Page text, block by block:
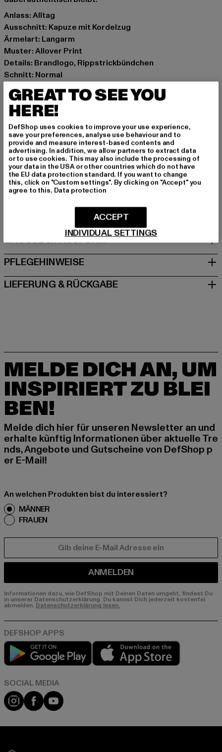
Anlass: Alltag
Ausschnitt: Kapuze mit Kordelzug
Ärmelart: Langarm
Muster: Allover Print
Details: Brandlogo, Rippstrickbündchen
Schnitt: Normal
Marke: Carlo Colucci
Kat.: Hoodies
Farbe: schwarz
Hersteller Farbe: black
Materialzusammensetzung: 50% Baumwolle, 34%
Polyester, 16% Polyacryl
Art.Nr: C7217203-00007
Hersteller: Mark Seven Fashion GmbH & Co. KG |
info@carlocolucci.com
Kyllmannweg 7 | 42699 Solingen | DE
GRÖSSE & PASSFORM
PFLEGEHINWEISE
LIEFERUNG & RÜCKGABE
MELDE DICH AN, UM
INSPIRIERT ZU BLEI
BEN!
Melde dich hier für unseren Newsletter an und
erhalte künftig Informationen über aktuelle Tre
nds, Angebote und Gutscheine von DefShop p
er E-Mail!
An welchen Produkten bist du interessiert?
MÄNNER
FRAUEN
ANMELDEN
Informationen dazu, wie DefShop mit Deinen Daten umgeht, findest Du
in unserer Datenschutzerklärung. Du kannst Dich jederzeit kostenfei
abmelden. Datenschutzerklärung lesen.
Play market
Instagram
FacebookYouTube
GREAT TO SEE YOU
HERE!
DefShop uses cookies to improve your use experience,
save your preferences, analyse use behaviour and to
provide and measure interest-based contents and
advertising. In addition, we allow partners to extract data
or to use cookies. This may also include the processing of
your data in the USA or other countries which do not have
the EU data protection standard. If you want to change
this, click on "Custom settings". By clicking on "Accept" you
agree to this. Data protection
INDIVIDUAL SETTINGS
ACCEPT